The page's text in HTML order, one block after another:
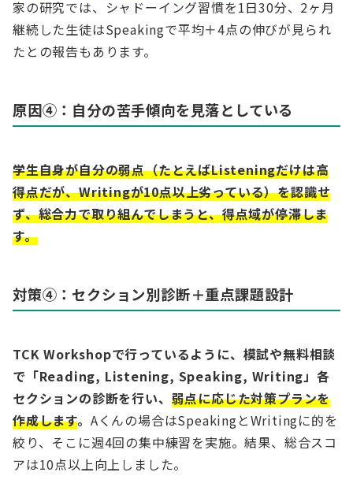
家の研究では、シャドーイング習慣を1日30分、2ヶ月
継続した生徒はSpeakingで平均＋4点の伸びが見られ
たとの報告もあります。
原因④：自分の苦手傾向を見落としている
学生自身が自分の弱点（たとえばListeningだけは高
得点だが、Writingが10点以上劣っている）を認識せ
ず、総合力で取り組んでしまうと、得点域が停滞しま
す。
対策④：セクション別診断＋重点課題設計
TCK Workshopで行っているように、模試や無料相談
で「Reading, Listening, Speaking, Writing」各
セクションの診断を行い、 弱点に応じた対策プランを
作成します。 Aくんの場合はSpeakingとWritingに的を
絞り、そこに週4回の集中練習を実施。結果、総合スコ
アは10点以上向上しました。